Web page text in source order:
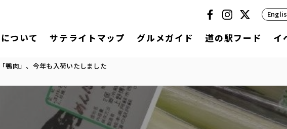
ついて サテライトマップ グルメガイド 道の駅フード イ
鴨肉」、今年も入荷いたしました